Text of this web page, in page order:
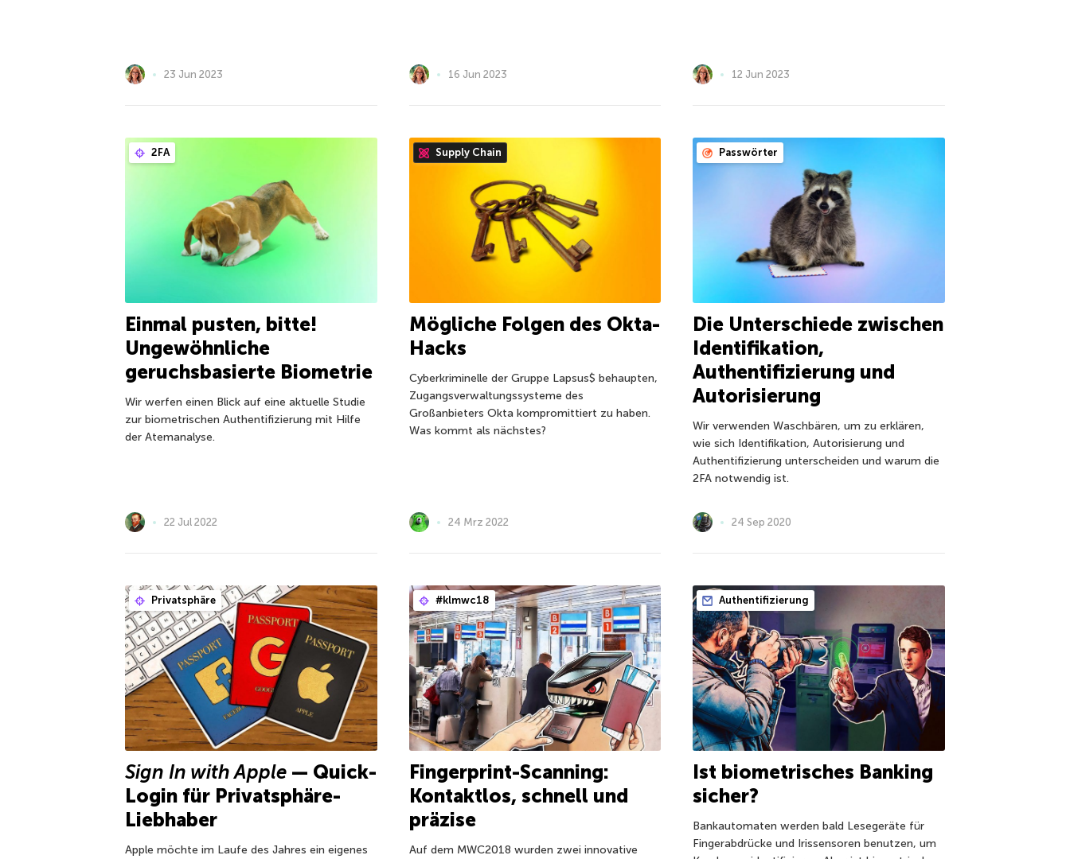
23 Jun 2023 16 Jun 2023 12 Jun 2023
2FA
Einmal pusten, bitte!
Ungewöhnliche
geruchsbasierte Biometrie
Wir werfen einen Blick auf eine aktuelle Studie
zur biometrischen Authentifizierung mit Hilfe
der Atemanalyse.
22 Jul 2022
Supply Chain
Mögliche Folgen des Okta-
Hacks
Cyberkriminelle der Gruppe Lapsus$ behaupten,
Zugangsverwaltungssysteme des
Großanbieters Okta kompromittiert zu haben.
Was kommt als nächstes?
24 Mrz 2022
Passwörter
Die Unterschiede zwischen
Identifikation,
Authentifizierung und
Autorisierung
Wir verwenden Waschbären, um zu erklären,
wie sich Identifikation, Autorisierung und
Authentifizierung unterscheiden und warum die
2FA notwendig ist.
24 Sep 2020
Privatsphäre
Sign In with Apple — Quick-
Login für Privatsphäre-
Liebhaber
Apple möchte im Laufe des Jahres ein eigenes
#klmwc18
Fingerprint-Scanning:
Kontaktlos, schnell und
präzise
Auf dem MWC2018 wurden zwei innovative
Authentifizierung
Ist biometrisches Banking
sicher?
Bankautomaten werden bald Lesegeräte für
Fingerabdrücke und Irissensoren benutzen, um